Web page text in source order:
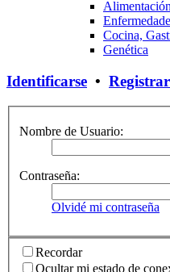
Alimentación
Cocina,
Genética
Identificarse •
Nombre de Usuario:
Contraseña:
Olvidé mi contraseña
Recordar
Ocultar mi estado de